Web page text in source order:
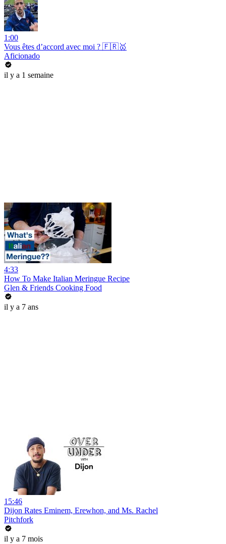
1:00
Vous êtes d’accord avec moi ? 🇫🇷🥇
Aficionado
il y a 1 semaine
4:33
How To Make Italian Meringue Recipe
Glen & Friends Cooking Food
il y a 7 ans
15:46
Dijon Rates Eminem, Erewhon, and Ms. Rachel
Pitchfork
il y a 7 mois